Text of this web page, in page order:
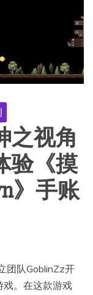
之视角
验《摸
》手账
团队GoblinZz开
戏。在这款游戏